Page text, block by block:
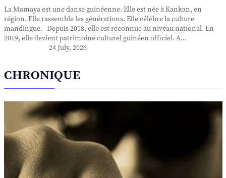
La Mamaya est une danse guinéenne. Elle est née à Kankan, en
région. Elle rassemble les générations. Elle célèbre la culture
mandingue. Depuis 2018, elle est reconnue au niveau national. En
2019, elle devient patrimoine culturel guinéen officiel. A...
24 July, 2026
CHRONIQUE